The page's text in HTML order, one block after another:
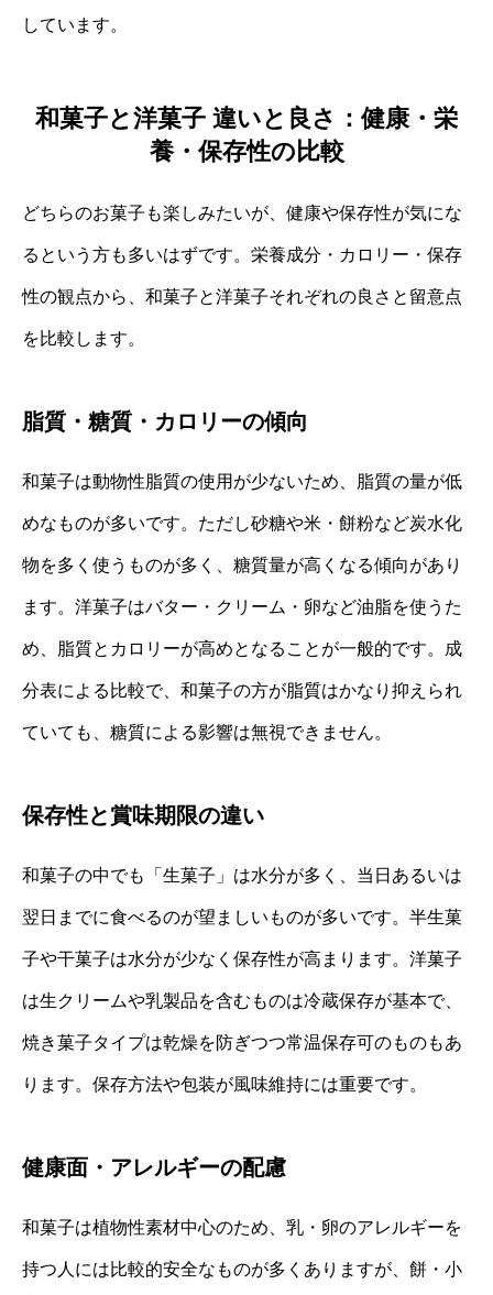
しています。
和菓子と洋菓子 違いと良さ：健康・栄
養・保存性の比較
どちらのお菓子も楽しみたいが、健康や保存性が気にな
るという方も多いはずです。栄養成分・カロリー・保存
性の観点から、和菓子と洋菓子それぞれの良さと留意点
を比較します。
脂質・糖質・カロリーの傾向
和菓子は動物性脂質の使用が少ないため、脂質の量が低
めなものが多いです。ただし砂糖や米・餅粉など炭水化
物を多く使うものが多く、糖質量が高くなる傾向があり
ます。洋菓子はバター・クリーム・卵など油脂を使うた
め、脂質とカロリーが高めとなることが一般的です。成
分表による比較で、和菓子の方が脂質はかなり抑えられ
ていても、糖質による影響は無視できません。
保存性と賞味期限の違い
和菓子の中でも「生菓子」は水分が多く、当日あるいは
翌日までに食べるのが望ましいものが多いです。半生菓
子や干菓子は水分が少なく保存性が高まります。洋菓子
は生クリームや乳製品を含むものは冷蔵保存が基本で、
焼き菓子タイプは乾燥を防ぎつつ常温保存可のものもあ
ります。保存方法や包装が風味維持には重要です。
健康面・アレルギーの配慮
和菓子は植物性素材中心のため、乳・卵のアレルギーを
持つ人には比較的安全なものが多くありますが、餅・小